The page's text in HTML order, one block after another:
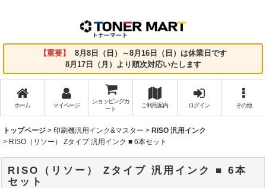
【重要】
8月8日（日）～8月16日（日）は休業日です
8月17日（月）より順次対応いたします
ホーム マイページ
ショッピングカ
ート
ご利用案内 ログイン その他
トップページ > 印刷機汎用インク&マスター > RISO 汎用インク
> RISO（リソー） Zタイプ 汎用インク ■ 6本セット
RISO（リソー） Zタイプ 汎用インク ■ 6本
セット